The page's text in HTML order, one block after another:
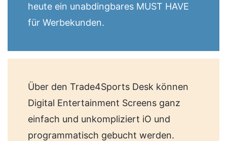
heute ein unabdingbares MUST HAVE
für Werbekunden.
Über den Trade4Sports Desk können
Digital Entertainment Screens ganz
einfach und unkompliziert iO und
programmatisch gebucht werden.